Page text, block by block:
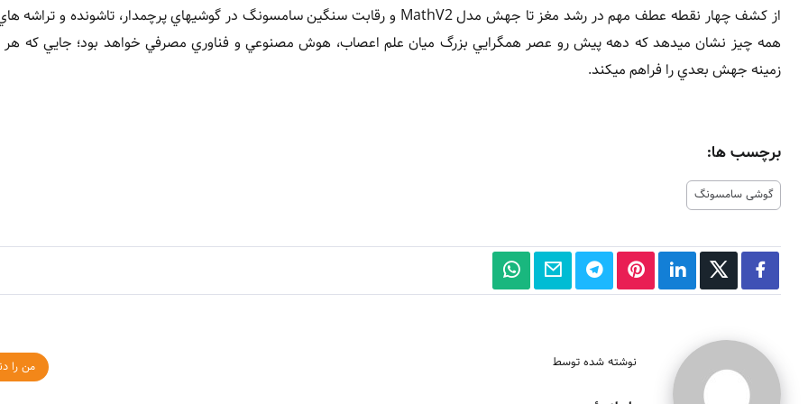
همه چيز نشان ميدهد که دهه پيش رو عصر همگرايي بزرگ ميان علم اعصاب، هوش مصنوعي و فناوري مصرفي خواهد بود؛ جايي که هر
زمينه جهش بعدي را فراهم ميکند.
برچسب ها:
گوشی سامسونگ
من را نوشته شده توسط